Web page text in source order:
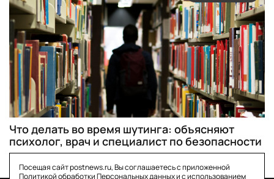
Что делать во время шутинга: объясняют
психолог, врач и специалист по безопасности
Посещая сайт postnews.ru, Вы соглашаетесь с приложенной
Политикой обработки Персональных данныхи с использованием